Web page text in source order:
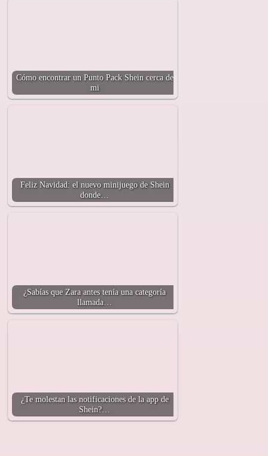
Cómo encontrar un Punto Pack Shein cerca de
mi
Feliz Navidad: el nuevo minijuego de Shein
donde…
¿Sabías que Zara antes tenía una categoría
llamada…
¿Te molestan las notificaciones de la app de
Shein?…